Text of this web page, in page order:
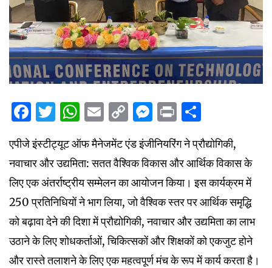
Facebook
Twitter
WhatsApp
Email
CopyMessenger
Print
एपीजे इंस्टीट्यूट ऑफ मैनेजमेंट एंड इंजीनियरिंग ने प्रौद्योगिकी,
नवाचार और उद्यमिता: सतत वैश्विक विकास और आर्थिक विकास के
लिए एक अंतर्राष्ट्रीय सम्मेलन का आयोजन किया। इस कार्यक्रम में
250 प्रतिनिधियों ने भाग लिया, जो वैश्विक स्तर पर आर्थिक समृद्धि
को बढ़ावा देने की दिशा में प्रौद्योगिकी, नवाचार और उद्यमिता का लाभ
उठाने के लिए शोधकर्ताओं, चिकित्सकों और शिक्षकों को एकजुट होने
और रास्ते तलाशने के लिए एक महत्वपूर्ण मंच के रूप में कार्य करता है।